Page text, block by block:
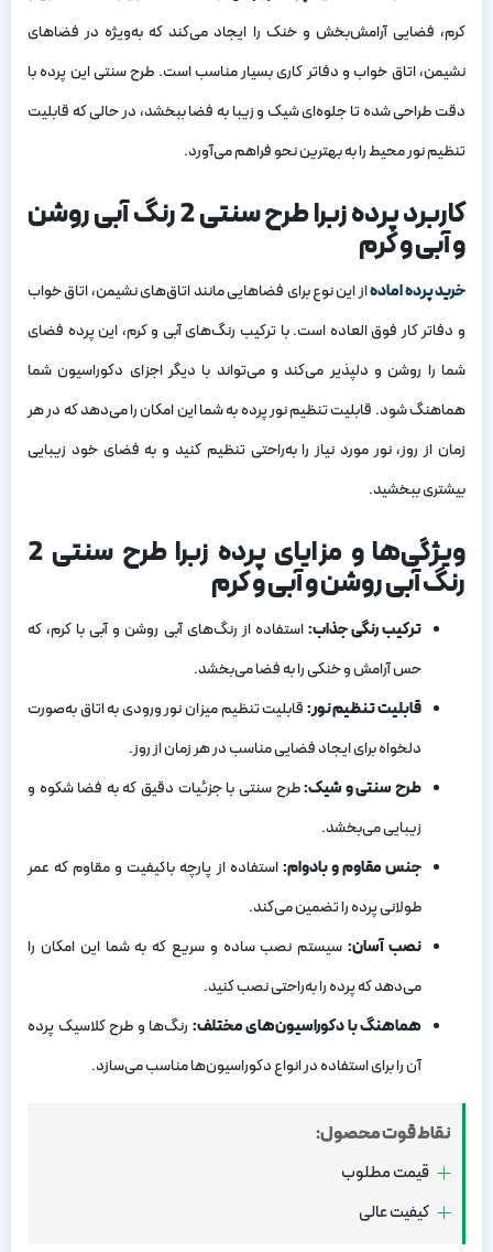
کرم، فضایی آرامش‌بخش و خنک را ایجاد می‌کند که به‌ویژه در فضاهای
نشیمن، اتاق خواب و دفاتر کاری بسیار مناسب است. طرح سنتی این پرده با
دقت طراحی شده تا جلوه‌ای شیک و زیبا به فضا ببخشد، در حالی که قابلیت
تنظیم نور محیط را به بهترین نحو فراهم می‌آورد.
کاربرد پرده زبرا طرح سنتی 2 رنگ آبی روشن
و آبی و کرم
خرید پرده امادهاز این نوع برای فضاهایی مانند اتاق‌های نشیمن، اتاق خواب
و دفاتر کار فوق العاده است. با ترکیب رنگ‌های آبی و کرم، این پرده فضای
شما را روشن و دلپذیر می‌کند و می‌تواند با دیگر اجزای دکوراسیون شما
هماهنگ شود. قابلیت تنظیم نور پرده به شما این امکان را می‌دهد که در هر
زمان از روز، نور مورد نیاز را به‌راحتی تنظیم کنید و به فضای خود زیبایی
بیشتری ببخشید.
ویژگی‌ها و مزایای پرده زبرا طرح سنتی 2
رنگ آبی روشن و آبی و کرم
ترکیب رنگی جذاب:استفاده از رنگ‌های آبی روشن و آبی با کرم، که
حس آرامش و خنکی را به فضا می‌بخشد.
قابلیت تنظیم نور:قابلیت تنظیم میزان نور ورودی به اتاق به‌صورت
دلخواه برای ایجاد فضایی مناسب در هر زمان از روز.
طرح سنتی و شیک:طرح سنتی با جزئیات دقیق که به فضا شکوه و
زیبایی می‌بخشد.
جنس مقاوم و بادوام:استفاده از پارچه باکیفیت و مقاوم که عمر
طولانی پرده را تضمین می‌کند.
نصب آسان:سیستم نصب ساده و سریع که به شما این امکان را
می‌دهد که پرده را به‌راحتی نصب کنید.
هماهنگ با دکوراسیون‌های مختلف: رنگ‌ها و طرح کلاسیک پرده
آن را برای استفاده در انواع دکوراسیون‌ها مناسب می‌سازد.
نقاط قوت محصول:
قیمت مطلوب
کیفیت عالی